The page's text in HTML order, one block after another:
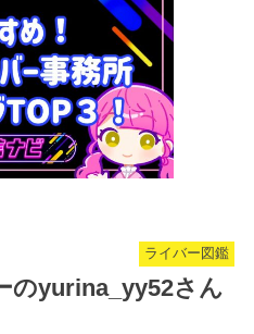
ライバー図鑑
のyurina_yy52さん